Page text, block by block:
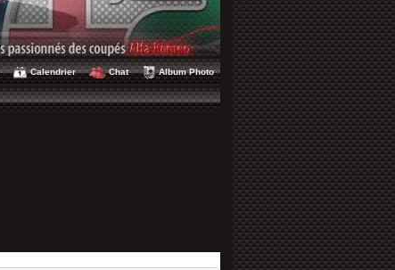
Calendrier Chat Album Photo